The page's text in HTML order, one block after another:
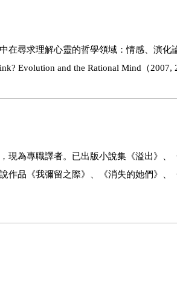
在尋求理解心靈的哲學領域：情感、演
Evolution and the Rational Mind（2007,
現為專職譯者。已出版小說集《溢出》
作品《我彌留之際》、《消失的她們》